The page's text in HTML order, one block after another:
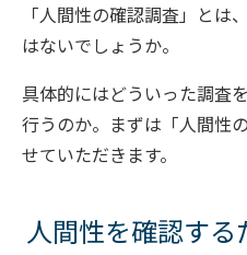
「人間性の確認調査」とは
はないでしょうか。
具体的にはどういった調査
行うのか。まずは「人間性
せていただきます。
人間性を確認す